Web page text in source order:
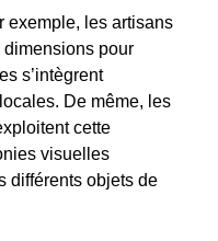
exemple, les artisans
dimensions pour
s’intègrent
De même, les
cette
visuelles
différents objets de